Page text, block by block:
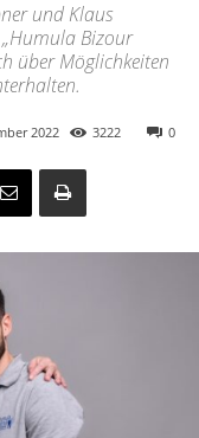
und Klaus
Bizour
über Möglichkeiten
2022 0
3222